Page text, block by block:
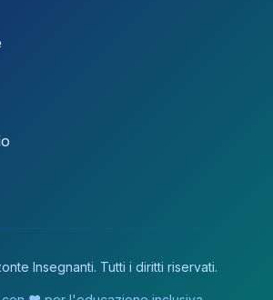
Insegnanti. Tutti i diritti riservati.